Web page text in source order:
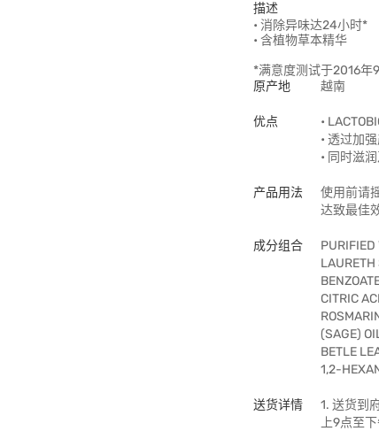
描述
• 消除异味达24小时*
• 含植物草本精华
*满意度测试于2016年
原产地
越南
优点
•
• 透过加
• 同时滋
产品用法
使用前请
达致最佳
成分组合
PURIFIED
LAURETH
CITRIC
(SAGE)
BETLE
1,2-
送货详情
1. 送货到
上9点至